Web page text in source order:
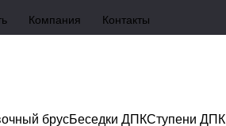
Компания Контакты
брусБеседки ДПКСтупени ДПК